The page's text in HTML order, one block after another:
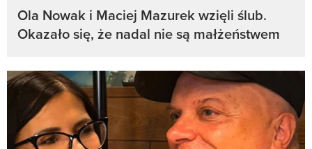
Ola Nowak i Maciej Mazurek wzięli ślub.
Okazało się, że nadal nie są małżeństwem